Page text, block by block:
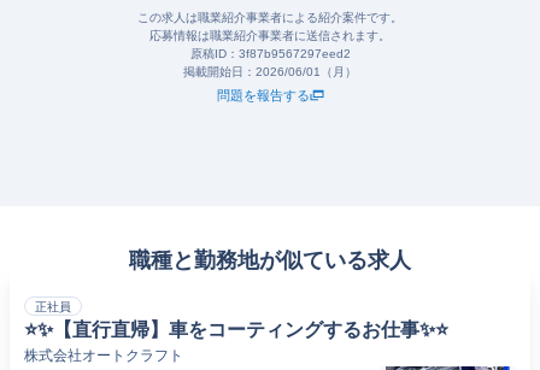
この求人は職業紹介事業者による紹介案件です。
応募情報は職業紹介事業者に送信されます。
原稿ID： 3f87b9567297eed2
掲載開始日： 2026/06/01（月）
問題を報告する
職種と勤務地が似ている求人
正社員
⭐️✨【直行直帰】車をコーティングするお仕事✨⭐️
株式会社オートクラフト